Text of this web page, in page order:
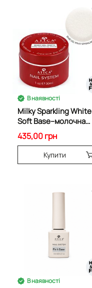
В наявності
Milky Sparkling White
Soft Base--молочна
шимер база 30 мл
435,00 грн
Купити
В наявності